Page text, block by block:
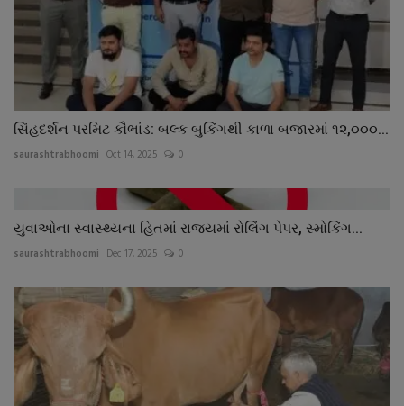
સિંહદર્શન પરમિટ કૌભાંડ: બલ્ક બુકિંગથી કાળા બજારમાં ૧૨,૦૦૦...
saurashtrabhoomi Oct 14, 2025 0
યુવાઓના સ્વાસ્થ્યના હિતમાં રાજ્યમાં રોલિંગ પેપર, સ્મોકિંગ...
saurashtrabhoomi Dec 17, 2025 0